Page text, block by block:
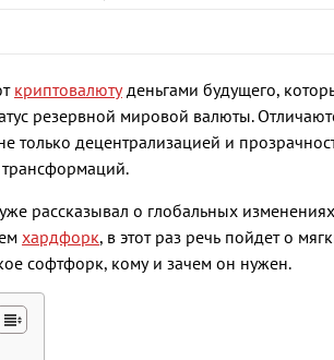
криптовалютуденьгами будущего,
резервной мировой валюты.
только децентрализацией и
рассказывал о глобальных
хардфорк, в этот раз речь пойдет о
софтфорк, кому и зачем он нужен.